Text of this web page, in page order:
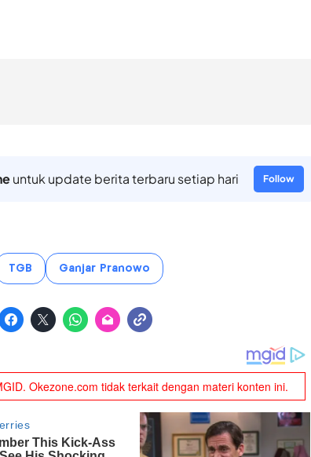
untuk update berita terbaru setiap hari Follow
TGB Ganjar Pranowo